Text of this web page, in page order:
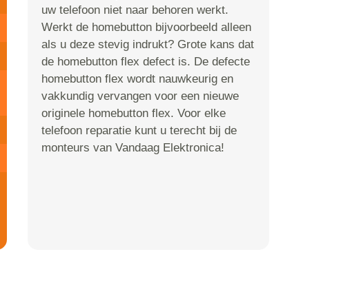
uw telefoon niet naar behoren werkt.
Werkt de homebutton bijvoorbeeld alleen
als u deze stevig indrukt? Grote kans dat
de homebutton flex defect is. De defecte
homebutton flex wordt nauwkeurig en
vakkundig vervangen voor een nieuwe
originele homebutton flex. Voor elke
telefoon reparatie kunt u terecht bij de
monteurs van Vandaag Elektronica!